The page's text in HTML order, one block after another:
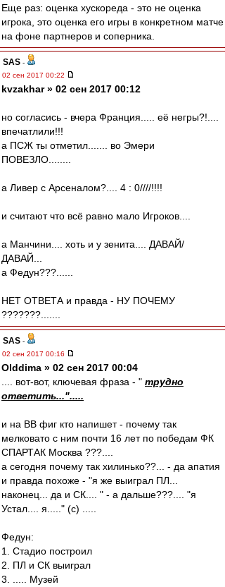
Еще раз: оценка хускореда - это не оценка
игрока, это оценка его игры в конкретном матче
на фоне партнеров и соперника.
SAS -
02 сен 2017 00:22
kvzakhar » 02 сен 2017 00:12
но согласись - вчера Франция..... её негры?!....
впечатлили!!!
а ПСЖ ты отметил....... во Эмери
ПОВЕЗЛО........
а Ливер с Арсеналом?.... 4 : 0////!!!!
и считают что всё равно мало Игроков....
а Манчини.... хоть и у зенита.... ДАВАЙ/
ДАВАЙ...
а Федун???......
НЕТ ОТВЕТА и правда - НУ ПОЧЕМУ
???????.......
SAS -
02 сен 2017 00:16
Olddima » 02 сен 2017 00:04
.... вот-вот, ключевая фраза - " трудно
ответить...".....
и на ВВ фиг кто напишет - почему так
мелковато с ним почти 16 лет по победам ФК
СПАРТАК Москва ???....
а сегодня почему так хилинько??... - да апатия
и правда похоже - "я же выиграл ПЛ...
наконец... да и СК.... " - а дальше???.... "я
Устал.... я....." (c) .....
Федун:
1. Стадио построил
2. ПЛ и СК выиграл
3. ..... Музей